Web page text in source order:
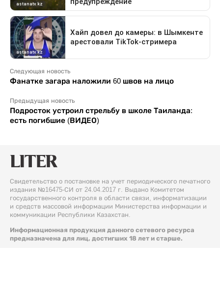
Следующая новость
Фанатке загара наложили 60 швов на лицо
Предыдущая новость
Подросток устроил стрельбу в школе Таиланда:
есть погибшие (ВИДЕО)
Свидетельство о постановке на учет периодического печатного
издания №16475-СИ от 24.04.2017 г. Выдано Комитетом
государственного контроля в области связи, информатизации
и средств массовой информации Министерства информации и
коммуникации Республики Казахстан.
Информационная продукция данного сетевого ресурса
предназначена для лиц, достигших 18 лет и старше.